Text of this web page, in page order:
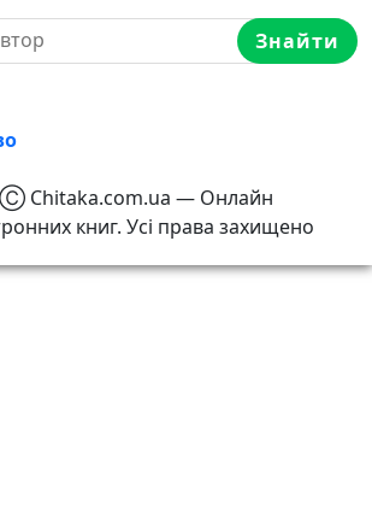
Знайти
Chitaka.com.ua — Онлайн
книг. Усі права захищено